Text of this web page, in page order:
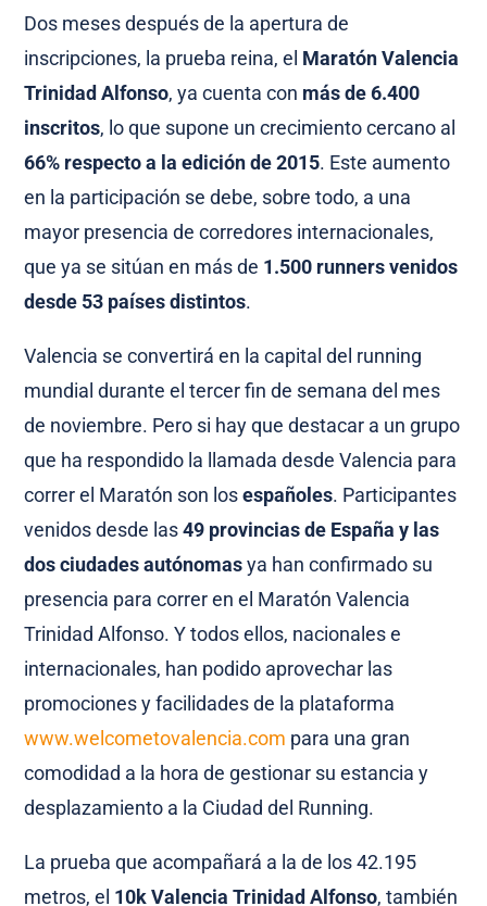
Dos meses después de la apertura de
inscripciones, la prueba reina, el Maratón Valencia
Trinidad Alfonso, ya cuenta con más de 6.400
inscritos, lo que supone un crecimiento cercano al
66% respecto a la edición de 2015. Este aumento
en la participación se debe, sobre todo, a una
mayor presencia de corredores internacionales,
que ya se sitúan en más de 1.500 runners venidos
desde 53 países distintos.
Valencia se convertirá en la capital del running
mundial durante el tercer fin de semana del mes
de noviembre. Pero si hay que destacar a un grupo
que ha respondido la llamada desde Valencia para
correr el Maratón son losespañoles. Participantes
venidos desde las49 provincias de España y las
dos ciudades autónomasya han confirmado su
presencia para correr en el Maratón Valencia
Trinidad Alfonso. Y todos ellos, nacionales e
internacionales, han podido aprovechar las
promociones y facilidades de la plataforma
www.welcometovalencia.com para una gran
comodidad a la hora de gestionar su estancia y
desplazamiento a la Ciudad del Running.
La prueba que acompañará a la de los 42.195
metros, el 10k Valencia Trinidad Alfonso, también